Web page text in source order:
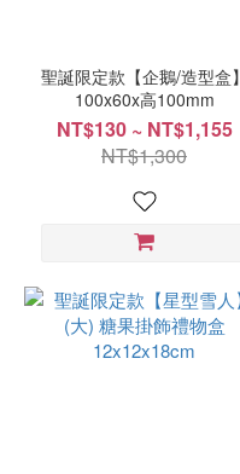
聖誕限定款【企鵝/造型盒】
100x60x高100mm
NT$130 ~ NT$1,155
NT$1,300